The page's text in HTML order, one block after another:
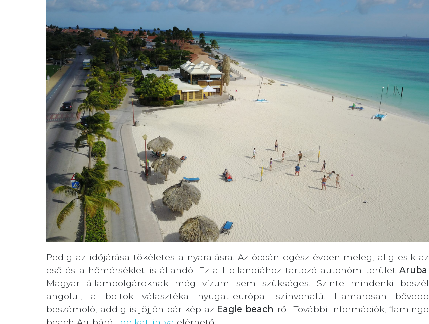
Pedig az időjárása tökéletes a nyaralásra. Az óceán egész évben meleg, alig esik az
eső és a hőmérséklet is állandó. Ez a Hollandiához tartozó autonóm területAruba
Magyar állampolgároknak még vízum sem szükséges. Szinte mindenki beszél
angolul, a boltok választéka nyugat-európai színvonalú. Hamarosan bővebb
beszámoló, addig is jöjjön pár kép az Eagle beach-ről. További információk, flamingo